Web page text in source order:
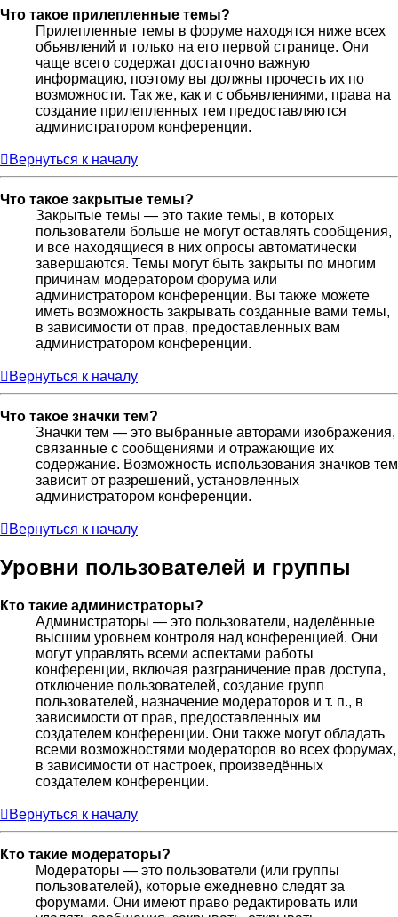
Что такое прилепленные темы?
Прилепленные темы в форуме находятся ниже всех
объявлений и только на его первой странице. Они
чаще всего содержат достаточно важную
информацию, поэтому вы должны прочесть их по
возможности. Так же, как и с объявлениями, права на
создание прилепленных тем предоставляются
администратором конференции.
Вернуться к началу
Что такое закрытые темы?
Закрытые темы — это такие темы, в которых
пользователи больше не могут оставлять сообщения,
и все находящиеся в них опросы автоматически
завершаются. Темы могут быть закрыты по многим
причинам модератором форума или
администратором конференции. Вы также можете
иметь возможность закрывать созданные вами темы,
в зависимости от прав, предоставленных вам
администратором конференции.
Вернуться к началу
Что такое значки тем?
Значки тем — это выбранные авторами изображения,
связанные с сообщениями и отражающие их
содержание. Возможность использования значков тем
зависит от разрешений, установленных
администратором конференции.
Вернуться к началу
Уровни пользователей и группы
Кто такие администраторы?
Администраторы — это пользователи, наделённые
высшим уровнем контроля над конференцией. Они
могут управлять всеми аспектами работы
конференции, включая разграничение прав доступа,
отключение пользователей, создание групп
пользователей, назначение модераторов и т. п., в
зависимости от прав, предоставленных им
создателем конференции. Они также могут обладать
всеми возможностями модераторов во всех форумах,
в зависимости от настроек, произведённых
создателем конференции.
Вернуться к началу
Кто такие модераторы?
Модераторы — это пользователи (или группы
пользователей), которые ежедневно следят за
форумами. Они имеют право редактировать или